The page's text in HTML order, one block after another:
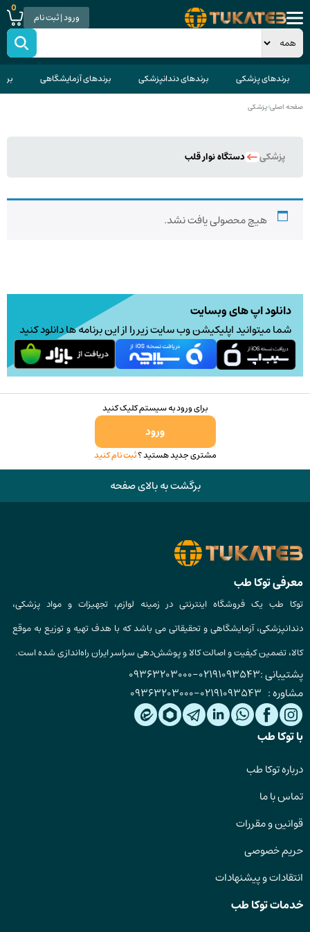
ورود | ثبت نام
0
برندهای پزشکی برندهای دندانپزشکی برندهای آزمایشگاهی
صفحه اصلی>پزشکی
پزشکی دستگاه نوار قلب
هیچ محصولی یافت نشد.
دانلود اپ های وبسایت
شما میتوانید اپلیکیشن وب سایت زیر را از این برنامه ها دانلود کنید
برای ورود به سیستم کلیک کنید
ورود
مشتری جدید هستید ؟ثبت نام کنید
برگشت به بالای صفحه
معرفی توکا طب
توکا طب یک فروشگاه اینترنتی در زمینه لوازم، تجهیزات و مواد پزشکی،
دندانپزشکی، آزمایشگاهی و تحقیقاتی می باشد که با هدف تهیه و توزیع به موقع
کالا، تضمین کیفیت و اصالت کالا و پوشش‌دهی سراسر ایران راه‌اندازی شده است.
پشتیبانی :02191093543
-
09363203000
مشاوره : 02191093543
-
09363203000
با توکا طب
درباره توکا طب
تماس با ما
قوانین و مقررات
حریم خصوصی
انتقادات و پیشنهادات
خدمات توکا طب